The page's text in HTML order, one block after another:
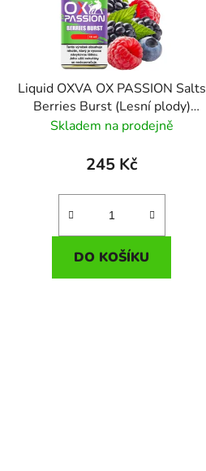
Liquid OXVA OX PASSION Salts
Berries Burst (Lesní plody)
10ml - 20mg
Skladem na prodejně
245 Kč
DO KOŠÍKU